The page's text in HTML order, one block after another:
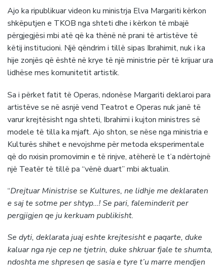
Ajo ka ripublikuar videon ku ministrja Elva Margariti kërkon
shkëputjen e TKOB nga shteti dhe i kërkon të mbajë
përgjegjësi mbi atë që ka thënë në prani të artistëve të
këtij institucioni. Një qëndrim i tillë sipas Ibrahimit, nuk i ka
hije zonjës që është në krye të një ministrie për të krijuar ura
lidhëse mes komunitetit artistik.
Sa i përket fatit të Operas, ndonëse Margariti deklaroi para
artistëve se në asnjë vend Teatrot e Operas nuk janë të
varur krejtësisht nga shteti, Ibrahimi i kujton ministres së
modele të tilla ka mjaft. Ajo shton, se nëse nga ministria e
Kulturës shihet e nevojshme për metoda eksperimentale
që do nxisin promovimin e të rinjve, atëherë le t’a ndërtojnë
një Teatër të tillë pa “vënë duart” mbi aktualin.
“Drejtuar Ministrise se Kultures, ne lidhje me deklaraten
e saj te sotme per shtyp…! Se pari, faleminderit per
pergjigjen qe ju kerkuam publikisht.
Se dyti, deklarata juaj eshte krejtesisht e paqarte, duke
kaluar nga nje cep ne tjetrin, duke shkruar fjale te shumta,
ndoshta me shpresen qe sasia e tyre t’u marre mendjen